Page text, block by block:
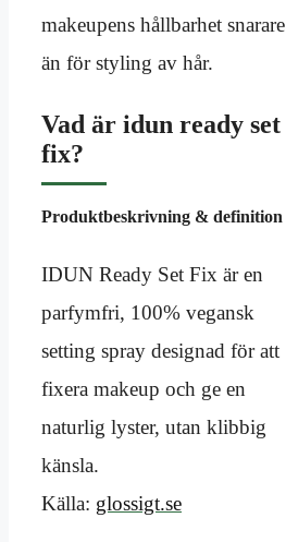
makeupens hållbarhet snarare
än för styling av hår.
Vad är idun ready set
fix?
Produktbeskrivning & definition
IDUN Ready Set Fix är en
parfymfri, 100% vegansk
setting spray designad för att
fixera makeup och ge en
naturlig lyster, utan klibbig
känsla.
Källa: glossigt.se